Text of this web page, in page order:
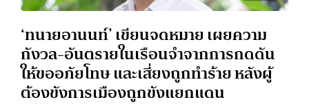
‘ทนายอานนท์’ เขียนจดหมาย เผยความ
กังวล-อันตรายในเรือนจำจากการกดดัน
ให้ขออภัยโทษ และเสี่ยงถูกทำร้าย หลังผู้
ต้องขังการเมืองถูกขังแยกแดน